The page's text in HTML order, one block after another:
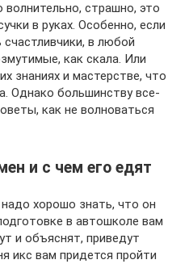
страшно, это
в руках. Особенно, если
в любой
как скала. Или
знаниях и мастерстве, что
Однако большинству все-
как не волноваться
и с чем его едят
хорошо знать, что он
в автошколе вам
и объяснят, приведут
икс вам придется пройти